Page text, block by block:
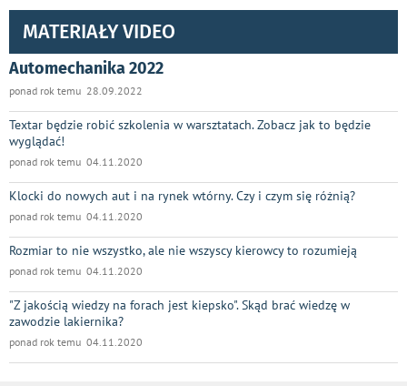
MATERIAŁY VIDEO
Automechanika 2022
ponad rok temu 28.09.2022
Textar będzie robić szkolenia w warsztatach. Zobacz jak to będzie
wyglądać!
ponad rok temu 04.11.2020
Klocki do nowych aut i na rynek wtórny. Czy i czym się różnią?
ponad rok temu 04.11.2020
Rozmiar to nie wszystko, ale nie wszyscy kierowcy to rozumieją
ponad rok temu 04.11.2020
"Z jakością wiedzy na forach jest kiepsko". Skąd brać wiedzę w
zawodzie lakiernika?
ponad rok temu 04.11.2020